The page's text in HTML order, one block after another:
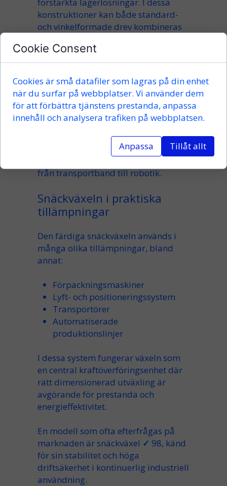
konstruktioner kan både standard-
och vinkelformade drev kombineras
Vi samarbetar med erkända
leverantörer som
och
norelem
se, vilket säkerställer att varje
komponent uppfyller höga
europeiska kvalitetsstandarder.
Genom att kombinera
standardiserade moduler med
kundanpassad konstruktion kan vi
från transportband till robotik.
Snäckväxeln i praktiska
tillämpningar
Den färdiga snäckväxeln används i
många olika tillämpningar, bland
annat:
Förpackningsmaskiner
Lyft- och positioneringssystem
Transportörer
Automatiserade
produktionslinjer
I dessa system fungerar växeln som
en central kraftöverföringsenhet där
rätt dimensionerad utväxling är
avgörande för prestanda och
energieffektivitet.
En modell som ofta efterfrågas på
marknaden är snäckväxel ✓ 98, känd
för sin stabilitet och höga
driftsäkerhet i kontinuerlig industriell
användning.
Cookie Consent
Cookies är små datafiler som lagras på din enhet
när du surfar på webbplatser. Vi använder dem
för att förbättra tjänstens prestanda, anpassa
innehåll och analysera trafiken på webbplatsen.
Anpassa Tillåt allt